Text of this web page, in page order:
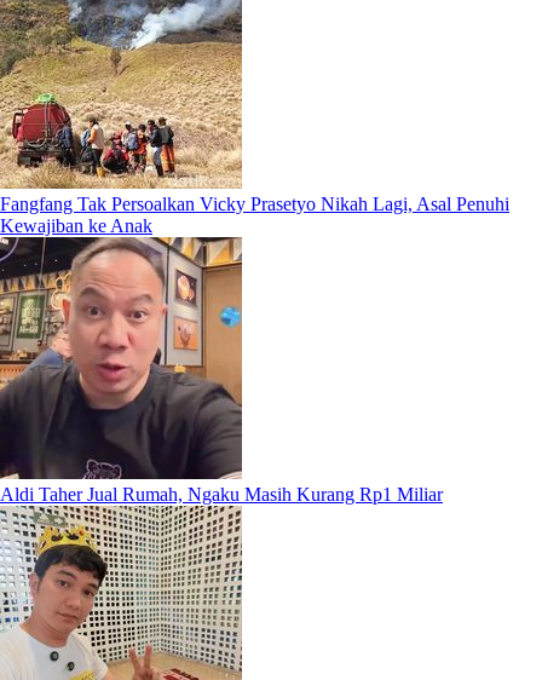
Fangfang Tak Persoalkan Vicky Prasetyo Nikah Lagi, Asal Penuhi
Kewajiban ke Anak
Aldi Taher Jual Rumah, Ngaku Masih Kurang Rp1 Miliar